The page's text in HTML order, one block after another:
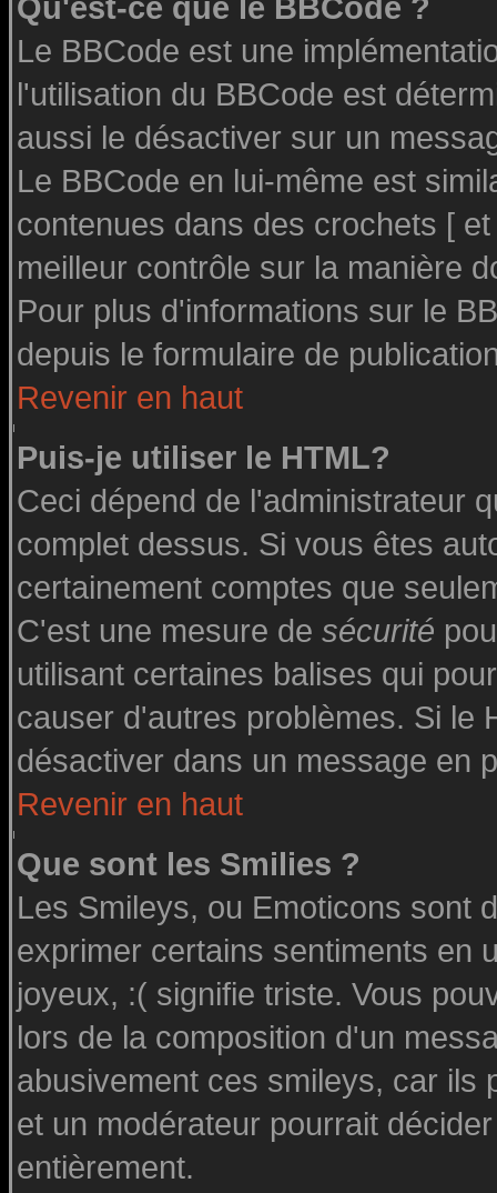
Qu'est-ce que le BBCode ?
Le BBCode est une
l'utilisation du BBCode est
aussi le désactiver sur un
Le BBCode en lui-même est
contenues dans des crochets [
meilleur contrôle sur la manière
Pour plus d'informations sur le
depuis le formulaire de
Revenir en haut
Puis-je utiliser le HTML?
Ceci dépend de l'administrateur
complet dessus. Si vous êtes
certainement comptes que
C'est une mesure de sécurité
utilisant certaines balises qui
causer d'autres problèmes. Si le
désactiver dans un message en
Revenir en haut
Que sont les Smilies ?
Les Smileys, ou Emoticons sont
exprimer certains sentiments en
joyeux, :( signifie triste. Vous
lors de la composition d'un
abusivement ces smileys, car ils
et un modérateur pourrait
entièrement.